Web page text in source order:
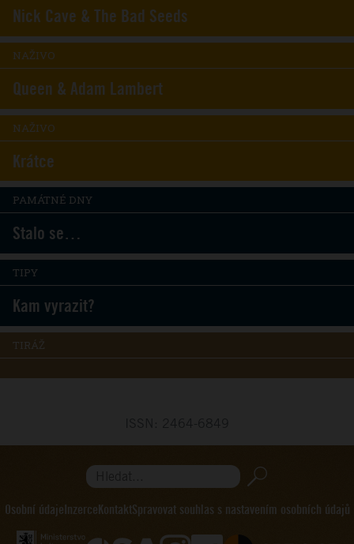
Nick Cave & The Bad Seeds
NAŽIVO
Queen & Adam Lambert
NAŽIVO
Krátce
PAMÁTNÉ DNY
Stalo se…
TIPY
Kam vyrazit?
TIRÁŽ
Hledat...
Osobní údaje Inzerce KontaktSpravovat souhlas s nastavením osobních údajů